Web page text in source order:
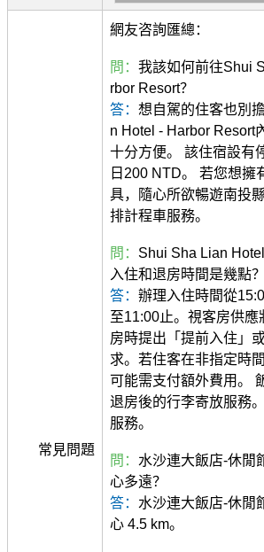
常見問題
網友咨詢匯總：
問： 我該如何前往Shui
rbor Resort？
答： 想自駕的住客也別
n Hotel - Harbor Resort
十分方便。 該住宿設有
日200 NTD。 若您想擁
具，隨心所欲暢遊南投
排計程車服務。
問： Shui Sha Lian
入住和退房時間是幾點？
答： 辦理入住時間從
至11:00止。視客房供
房時提出「提前入住」
求。若住客在非指定時
可能需支付額外費用。
退房後的行李寄放服務
服務。
問： 水沙連大飯店-休閒
心多遠？
答： 水沙連大飯店-休閒
心 4.5 km。